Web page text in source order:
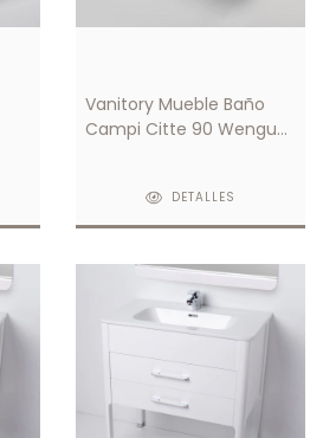
Vanitory Mueble Baño
Campi Citte 90 Wengue
DETALLES